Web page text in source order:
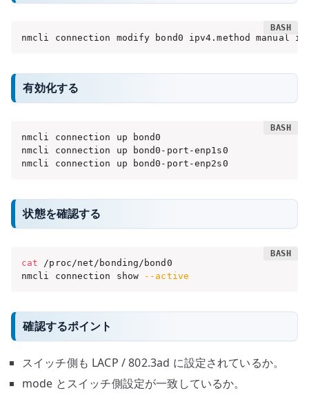
nmcli connection modify bond0 ipv4.method manual
有効化する
nmcli connection up bond0
nmcli connection up bond0-port-enp1s0
nmcli connection up bond0-port-enp2s0
状態を確認する
cat /proc/net/bonding/bond0
nmcli connection show
--active
確認するポイント
スイッチ側も LACP / 802.3ad に設定されているか。
mode とスイッチ側設定が一致しているか。